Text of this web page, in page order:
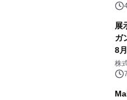
展
ガ
8
像
株